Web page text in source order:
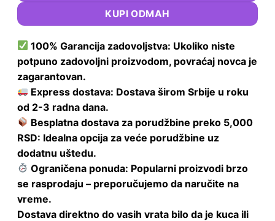
KUPI ODMAH
100% Garancija zadovoljstva: Ukoliko niste
potpuno zadovoljni proizvodom, povraćaj novca je
zagarantovan.
Express dostava: Dostava širom Srbije u roku
od 2-3 radna dana.
Besplatna dostava za porudžbine preko 5,000
RSD: Idealna opcija za veće porudžbine uz
dodatnu uštedu.
Ograničena ponuda: Popularni proizvodi brzo
se rasprodaju – preporučujemo da naručite na
vreme.
Dostava direktno do vasih vrata bilo da je kuca ili